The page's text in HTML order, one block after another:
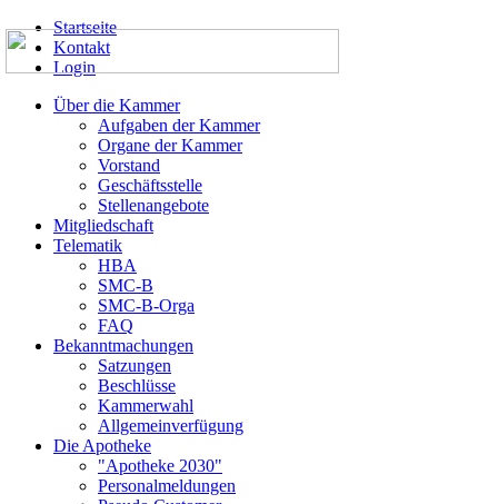
Startseite
Kontakt
Login
Über die Kammer
Aufgaben der Kammer
Organe der Kammer
Vorstand
Geschäftsstelle
Stellenangebote
Mitgliedschaft
Telematik
HBA
SMC-B
SMC-B-Orga
FAQ
Bekanntmachungen
Satzungen
Beschlüsse
Kammerwahl
Allgemeinverfügung
Die Apotheke
"Apotheke 2030"
Personalmeldungen